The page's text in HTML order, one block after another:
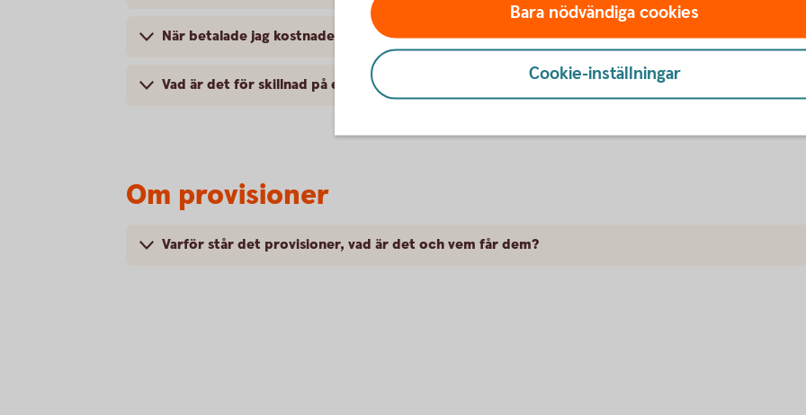
När betalade jag kostnaderna för fonderna?
Vad är det för skillnad på en ”kostnad” och en ”avgift”? Är inte allt bara ”kostnader”?
Om provisioner
Varför står det provisioner, vad är det och vem får dem?
Bara nödvändiga cookies
Cookie-inställningar